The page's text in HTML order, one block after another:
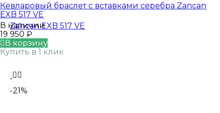
Кевларовый браслет с вставками серебра Zancan
EXB 517 VE
В наличии
19 950 ₽
В корзину
Купить в 1 клик
-21%